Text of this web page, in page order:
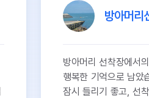
방아머리
방아머리 선착장에서
행복한 기억으로 남았
잠시 들리기 좋고, 선